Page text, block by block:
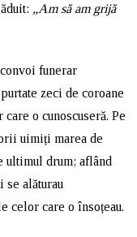
„Am să am grijă
funerar
zeci de coroane
o cunoscuseră. Pe
uimiți marea de
ultimul drum; aflând
se alăturau
celor care o însoțeau.